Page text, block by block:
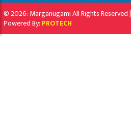
© 2026: Marganugami All Rights Reserved |
Powered By: PROTECH